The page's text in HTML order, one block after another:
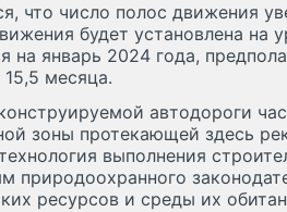
что число полос движения
будет установлена на
на январь 2024 года,
15,5 месяца.
автодороги
зоны протекающей здесь
выполнения
природоохранного
ресурсов и среды их